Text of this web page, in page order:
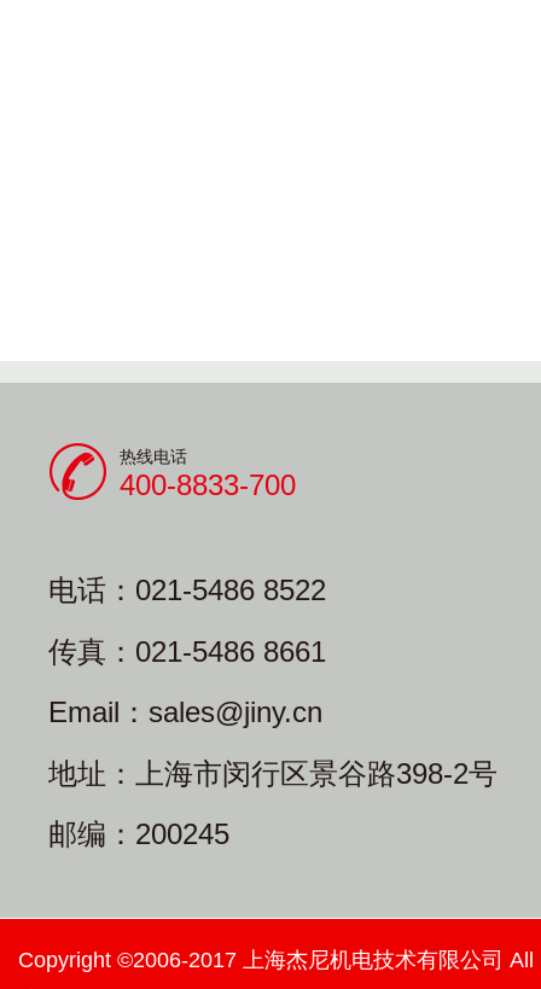
热线电话
400-8833-700
电话：021-5486 8522
传真：021-5486 8661
Email：sales@jiny.cn
地址：上海市闵行区景谷路398-2号
邮编：200245
Copyright ©2006-2017 上海杰尼机电技术有限公司 All